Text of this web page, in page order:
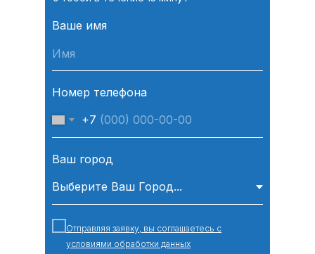
Ваше имя
Номер телефона
+7
Ваш город
Отправляя заявку, вы соглашаетесь с
условиями обработки данных